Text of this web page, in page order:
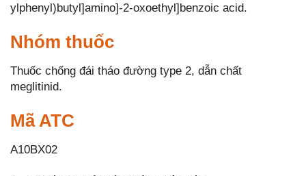
ylphenyl)butyl]amino]-2-oxoethyl]benzoic acid.
Nhóm thuốc
Thuốc chống đái tháo đường type 2, dẫn chất
meglitinid.
Mã ATC
A10BX02